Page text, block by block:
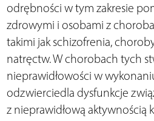
odrębności w tym zakresie
zdrowymi i osobami z
takimi jak schizofrenia,
natręctw. W chorobach tych
nieprawidłowości w
odzwierciedla dysfunkcje
z nieprawidłową aktywnością